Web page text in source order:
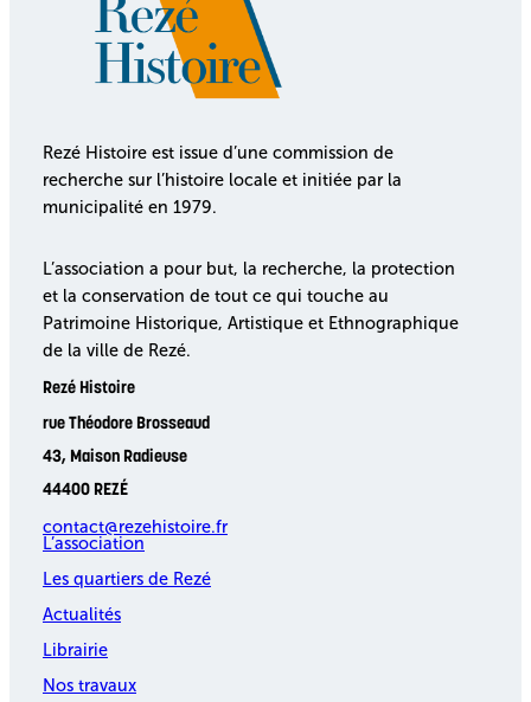
Rezé Histoire est issue d’une commission de
recherche sur l’histoire locale et initiée par la
municipalité en 1979.
L’association a pour but, la recherche, la protection
et la conservation de tout ce qui touche au
Patrimoine Historique, Artistique et Ethnographique
de la ville de Rezé.
Rezé Histoire
rue Théodore Brosseaud
43, Maison Radieuse
44400 REZÉ
contact@rezehistoire.fr
L’association
Les quartiers de Rezé
Actualités
Librairie
Nos travaux